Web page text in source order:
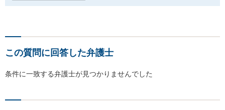
この質問に回答した弁護士
条件に一致する弁護士が見つかりませんでした